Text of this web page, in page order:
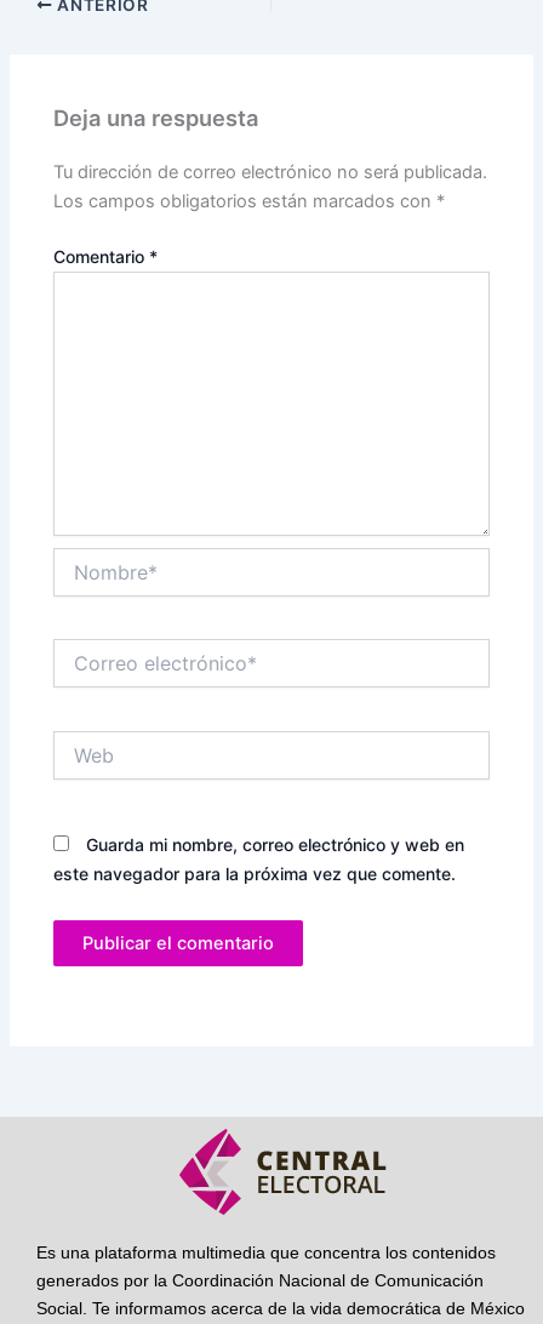
ANTERIOR
Deja una respuesta
Tu dirección de correo electrónico no será publicada.
Los campos obligatorios están marcados con *
Comentario *
electrónico*
Guarda mi nombre, correo electrónico y web en
este navegador para la próxima vez que comente.
Es una plataforma multimedia que concentra los contenidos
generados por la Coordinación Nacional de Comunicación
Social. Te informamos acerca de la vida democrática de México